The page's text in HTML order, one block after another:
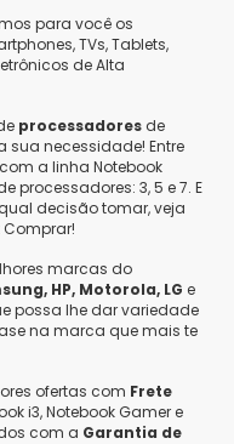
para você os
TVs, Tablets,
de Alta
processadores de
necessidade! Entre
a linha Notebook
processadores: 3, 5 e 7. E
decisão tomar, veja
marcas do
HP, Motorola, LG e
possa lhe dar variedade
na marca que mais te
ofertas com Frete
i3, Notebook Gamer e
com a Garantia de